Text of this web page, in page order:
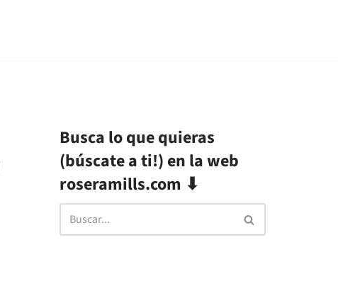
Busca lo que quieras
(búscate a ti!) en la web
roseramills.com ⬇